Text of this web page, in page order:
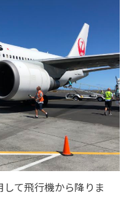
て飛行機から降りま